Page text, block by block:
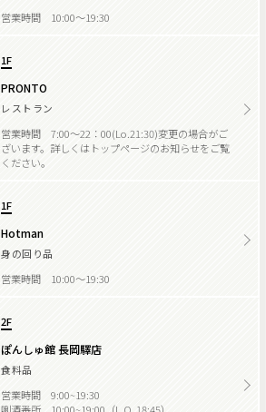
営業時間 10:00～19:30
1F
PRONTO
レストラン
営業時間 7:00～22：00(Lo.21:30)変更の場合がご
ざいます。詳しくはトップページのお知らせをご覧
ください。
1F
Hotman
身の回り品
営業時間 10:00～19:30
2F
ぽんしゅ館 長岡驛店
食料品
営業時間 9:00~19:30
唎酒番所 10:00~19:00（L.O. 18:45）